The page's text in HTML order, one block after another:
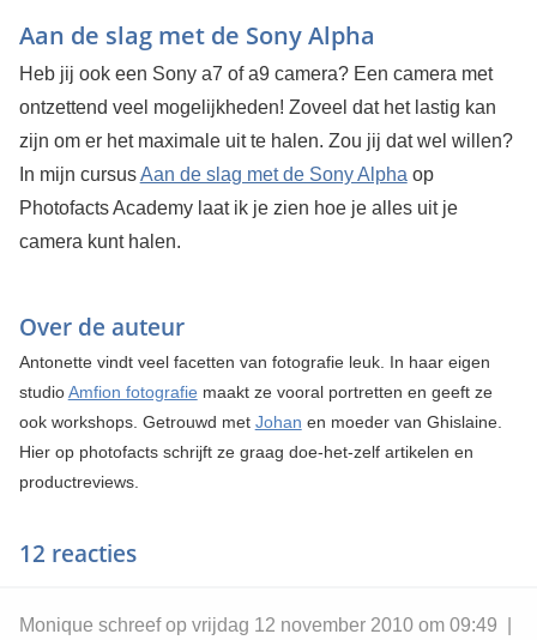
Aan de slag met de Sony Alpha
Heb jij ook een Sony a7 of a9 camera? Een camera met
ontzettend veel mogelijkheden! Zoveel dat het lastig kan
zijn om er het maximale uit te halen. Zou jij dat wel willen?
In mijn cursusAan de slag met de Sony Alpha op
Photofacts Academy laat ik je zien hoe je alles uit je
camera kunt halen.
Over de auteur
Antonette vindt veel facetten van fotografie leuk. In haar eigen
studioAmfion fotografie maakt ze vooral portretten en geeft ze
ook workshops. Getrouwd met Johan en moeder van Ghislaine.
Hier op photofacts schrijft ze graag doe-het-zelf artikelen en
productreviews.
12 reacties
Monique schreef op vrijdag 12 november 2010 om 09:49 |